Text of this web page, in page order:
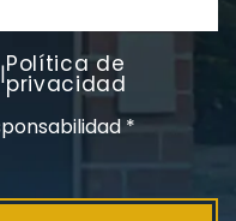
|Política de
privacidad
*